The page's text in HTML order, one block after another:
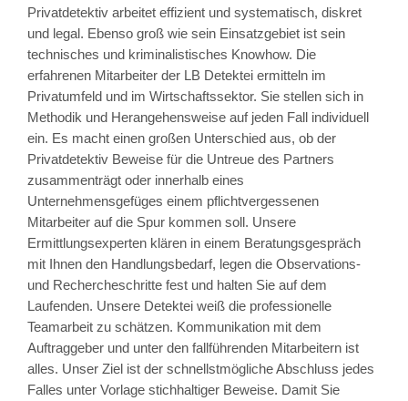
Privatdetektiv arbeitet effizient und systematisch, diskret
und legal. Ebenso groß wie sein Einsatzgebiet ist sein
technisches und kriminalistisches Knowhow. Die
erfahrenen Mitarbeiter der LB Detektei ermitteln im
Privatumfeld und im Wirtschaftssektor. Sie stellen sich in
Methodik und Herangehensweise auf jeden Fall individuell
ein. Es macht einen großen Unterschied aus, ob der
Privatdetektiv Beweise für die Untreue des Partners
zusammenträgt oder innerhalb eines
Unternehmensgefüges einem pflichtvergessenen
Mitarbeiter auf die Spur kommen soll. Unsere
Ermittlungsexperten klären in einem Beratungsgespräch
mit Ihnen den Handlungsbedarf, legen die Observations-
und Rechercheschritte fest und halten Sie auf dem
Laufenden. Unsere Detektei weiß die professionelle
Teamarbeit zu schätzen. Kommunikation mit dem
Auftraggeber und unter den fallführenden Mitarbeitern ist
alles. Unser Ziel ist der schnellstmögliche Abschluss jedes
Falles unter Vorlage stichhaltiger Beweise. Damit Sie